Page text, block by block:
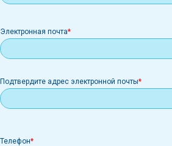
Электронная
почта
Электронная почта
Подтвердите адрес электронной почты
Телефон